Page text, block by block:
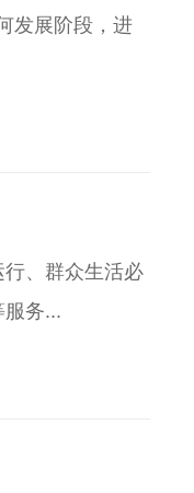
发展阶段，进
、群众生活必
服务...